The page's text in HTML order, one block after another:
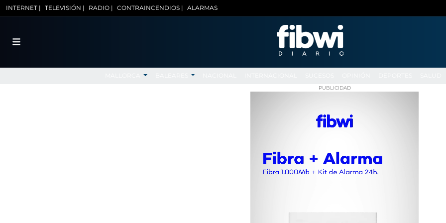
INTERNET | TELEVISIÓN | RADIO | CONTRAINCENDIOS | ALARMAS